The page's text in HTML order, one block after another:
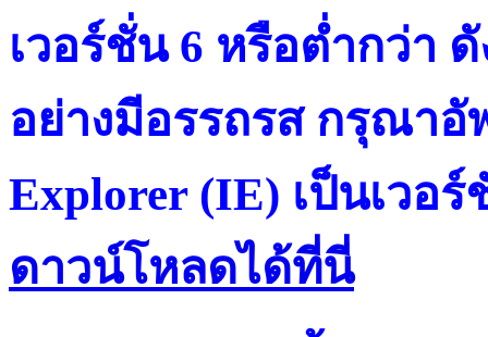
เวอร์ชั่น 6 หรือต่ำกว่า
อย่างมีอรรถรส กรุณาอั
Explorer (IE) เป็นเวอ
ดาวน์โหลดได้ที่น